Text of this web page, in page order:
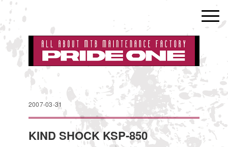
2007-03-31
KIND SHOCK KSP-850